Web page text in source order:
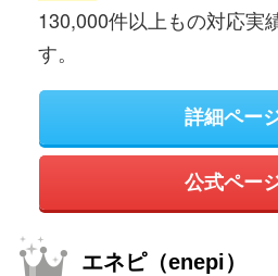
130,000件以上もの対応実
す。
詳細ペー
公式ペー
エネピ（enepi）